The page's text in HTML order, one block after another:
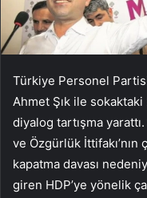
Türkiye Personel
Ahmet Şık ile
diyalog tartışma
ve Özgürlük İttifakı’nın
kapatma davası
giren HDP’ye yönelik